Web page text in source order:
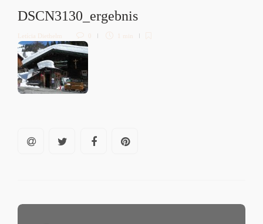
DSCN3130_ergebnis
Letícia Diethelm 0 1 min